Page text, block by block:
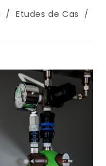
/ Etudes de Cas /